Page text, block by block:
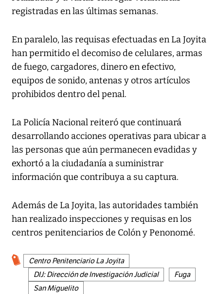
registradas en las últimas semanas.
En paralelo, las requisas efectuadas en La Joyita
han permitido el decomiso de celulares, armas
de fuego, cargadores, dinero en efectivo,
equipos de sonido, antenas y otros artículos
prohibidos dentro del penal.
La Policía Nacional reiteró que continuará
desarrollando acciones operativas para ubicar a
las personas que aún permanecen evadidas y
exhortó a la ciudadanía a suministrar
información que contribuya a su captura.
Además de La Joyita, las autoridades también
han realizado inspecciones y requisas en los
centros penitenciarios de Colón y Penonomé.
Centro Penitenciario La Joyita
DIJ: Dirección de Investigación Judicial
Fuga
San Miguelito